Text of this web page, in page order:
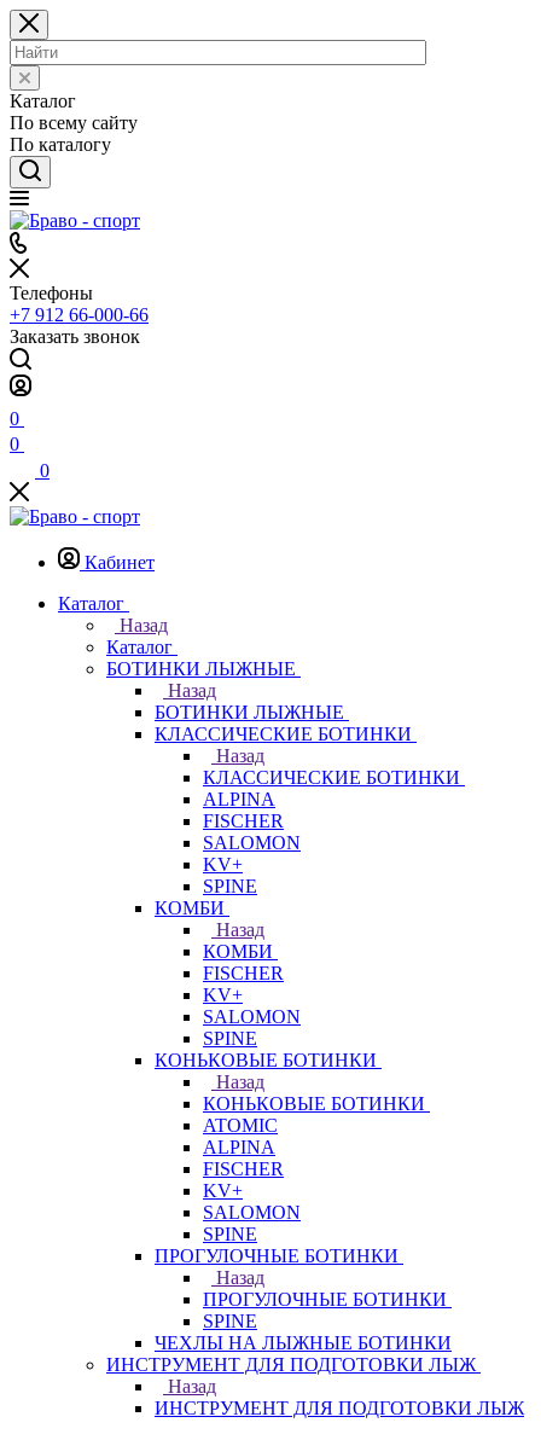
Каталог
По всему сайту
По каталогу
Телефоны
+7 912 66-000-66
Заказать звонок
0
0
0
Кабинет
Каталог
Назад
Каталог
БОТИНКИ ЛЫЖНЫЕ
Назад
БОТИНКИ ЛЫЖНЫЕ
КЛАССИЧЕСКИЕ БОТИНКИ
Назад
КЛАССИЧЕСКИЕ БОТИНКИ
ALPINA
FISCHER
SALOMON
KV+
SPINE
КОМБИ
Назад
КОМБИ
FISCHER
KV+
SALOMON
SPINE
КОНЬКОВЫЕ БОТИНКИ
Назад
КОНЬКОВЫЕ БОТИНКИ
ATOMIC
ALPINA
FISCHER
KV+
SALOMON
SPINE
ПРОГУЛОЧНЫЕ БОТИНКИ
Назад
ПРОГУЛОЧНЫЕ БОТИНКИ
SPINE
ЧЕХЛЫ НА ЛЫЖНЫЕ БОТИНКИ
ИНСТРУМЕНТ ДЛЯ ПОДГОТОВКИ ЛЫЖ
Назад
ИНСТРУМЕНТ ДЛЯ ПОДГОТОВКИ ЛЫЖ